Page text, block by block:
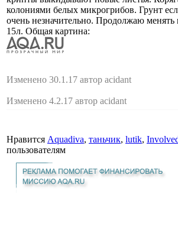
колониями белых микрогрибов. Грунт
очень незначительно. Продолжаю менять
15л. Общая картина:
Изменено 30.1.17 автор acidant
Изменено 4.2.17 автор acidant
Нравится Aquadiva, таньчик, lutik,
пользователям